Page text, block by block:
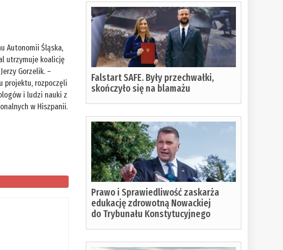
Autonomii Śląska,
utrzymuje koalicję
Gorzelik. –
projektu, rozpoczęli
i ludzi nauki z
w Hiszpanii.
Falstart SAFE. Były przechwałki,
skończyło się na blamażu
Prawo i Sprawiedliwość zaskarża
edukację zdrowotną Nowackiej
do Trybunału Konstytucyjnego